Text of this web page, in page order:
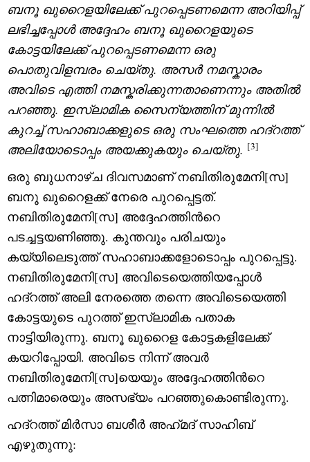
ബനൂ ഖുറൈളയിലേക്ക് പുറപ്പെടണമെന്ന അറിയിപ്പ്
ലഭിച്ചപ്പോൾ അദ്ദേഹം ബനൂ ഖുറൈളയുടെ
കോട്ടയിലേക്ക് പുറപ്പെടണമെന്ന ഒരു
പൊതുവിളമ്പരം ചെയ്തു. അസർ നമസ്കാരം
അവിടെ എത്തി നമസ്കരിക്കുന്നതാണെന്നും അതിൽ
പറഞ്ഞു. ഇസ്‌ലാമിക സൈന്യത്തിന് മുന്നിൽ
കുറച്ച് സഹാബാക്കളുടെ ഒരു സംഘത്തെ ഹദ്റത്ത്
അലിയോടൊപ്പം അയക്കുകയും ചെയ്തു. [3]
ഒരു ബുധനാഴ്ച ദിവസമാണ് നബിതിരുമേനി[സ]
ബനൂ ഖുറൈളക്ക് നേരെ പുറപ്പെട്ടത്.
നബിതിരുമേനി[സ] അദ്ദേഹത്തിന്‍റെ
പടച്ചട്ടയണിഞ്ഞു. കുന്തവും പരിചയും
കയ്യിലെടുത്ത് സഹാബാക്കളോടൊപ്പം പുറപ്പെട്ടു.
നബിതിരുമേനി[സ] അവിടെയെത്തിയപ്പോൾ
ഹദ്റത്ത് അലി നേരത്തെ തന്നെ അവിടെയെത്തി
കോട്ടയുടെ പുറത്ത് ഇസ്‌ലാമിക പതാക
നാട്ടിയിരുന്നു. ബനൂ ഖുറൈള കോട്ടകളിലേക്ക്
കയറിപ്പോയി. അവിടെ നിന്ന് അവർ
നബിതിരുമേനി[സ]യെയും അദ്ദേഹത്തിന്‍റെ
പത്നിമാരെയും അസഭ്യം പറഞ്ഞുകൊണ്ടിരുന്നു.
ഹദ്റത്ത് മിർസാ ബശീർ അഹ്‌മദ്‌ സാഹിബ്
എഴുതുന്നു: